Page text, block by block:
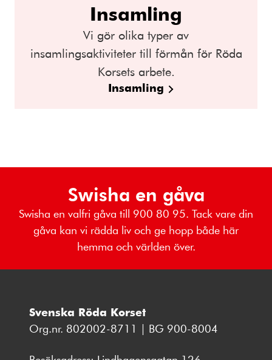
Insamling
Vi gör olika typer av
insamlingsaktiviteter till förmån för Röda
Korsets arbete.
Insamling
Swisha en gåva
Swisha en valfri gåva till 900 80 95. Tack vare din
gåva kan vi rädda liv och ge hopp både här
hemma och världen över.
Svenska Röda Korset
Org.nr. 802002-8711 | BG 900-8004